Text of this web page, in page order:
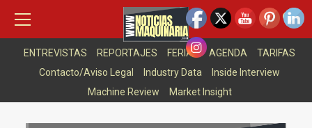
contenido
8 agosto, 2026
ASOCIACIONES
ARTICULOS DESTACADOS
ENTREVISTAS
REPORTAJES FERIAS AGENDA
TARIFAS
Contacto/Aviso Legal
Industry Data
Inside Interview
Machine Review
Market Insight
principal